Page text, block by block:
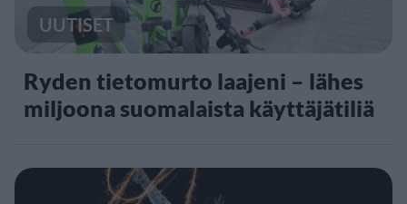
UUTISET
Ryden tietomurto laajeni – lähes
miljoona suomalaista käyttäjätiliä